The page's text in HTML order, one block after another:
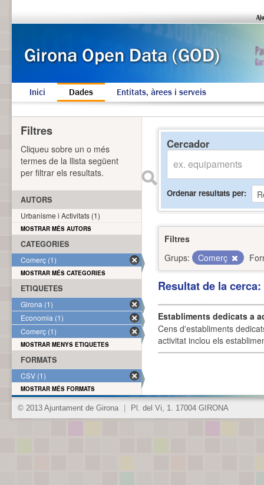
Inici Dades Entitats, àrees i serveis
Cercador
Ordenar resultats per
Filtres
Grups:
Comerç
Resultat de la
Establiments dedicats a
Cens d'establiments
activitat inclou els
Filtres
Cliqueu sobre un o més
termes de la llista següent
per filtrar els resultats.
AUTORS
Urbanisme i Activitats (1)
MOSTRAR MÉS AUTORS
CATEGORIES
Comerç (1)
MOSTRAR MÉS CATEGORIES
ETIQUETES
Girona (1)
Economia (1)
Comerç (1)
MOSTRAR MENYS ETIQUETES
FORMATS
CSV (1)
MOSTRAR MÉS FORMATS
© 2013 Ajuntament de Girona Pl. del Vi, 1. 17004 GIRONA